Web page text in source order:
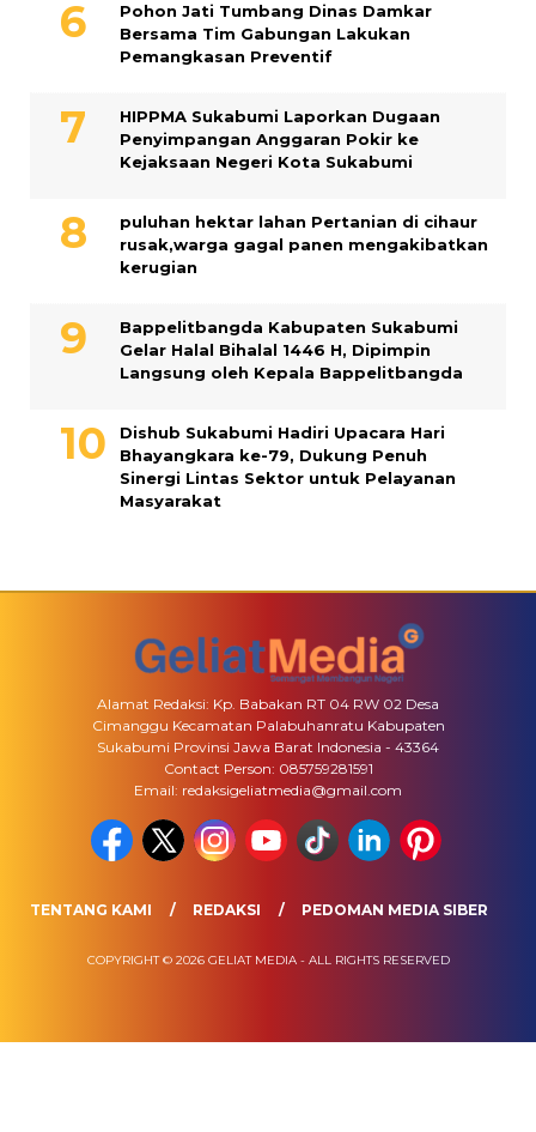
Pohon Jati Tumbang Dinas Damkar
Bersama Tim Gabungan Lakukan
Pemangkasan Preventif
HIPPMA Sukabumi Laporkan Dugaan
Penyimpangan Anggaran Pokir ke
Kejaksaan Negeri Kota Sukabumi
puluhan hektar lahan Pertanian di cihaur
rusak,warga gagal panen mengakibatkan
kerugian
Bappelitbangda Kabupaten Sukabumi
Gelar Halal Bihalal 1446 H, Dipimpin
Langsung oleh Kepala Bappelitbangda
Dishub Sukabumi Hadiri Upacara Hari
Bhayangkara ke-79, Dukung Penuh
Sinergi Lintas Sektor untuk Pelayanan
Masyarakat
Alamat Redaksi: Kp. Babakan RT 04 RW 02 Desa
Cimanggu Kecamatan Palabuhanratu Kabupaten
Sukabumi Provinsi Jawa Barat Indonesia - 43364
Contact Person: 085759281591
Email: redaksigeliatmedia@gmail.com
TENTANG KAMI REDAKSI PEDOMAN MEDIA SIBER
COPYRIGHT © 2026 GELIAT MEDIA - ALL RIGHTS RESERVED